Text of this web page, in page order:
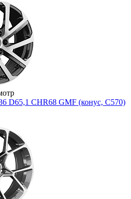
D65,1 CHR68 GMF (конус, C570)